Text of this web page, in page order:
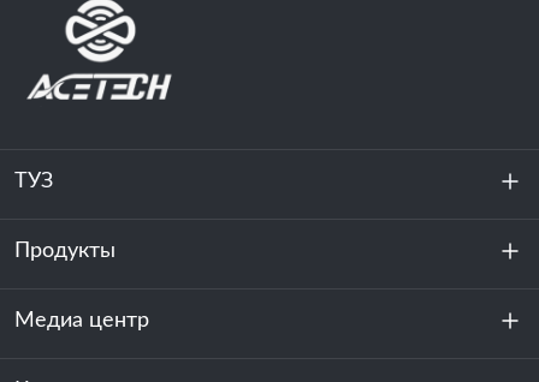
ТУЗ
О нас
устойчивость
Продукты
Хранение энергии
Медиа центр